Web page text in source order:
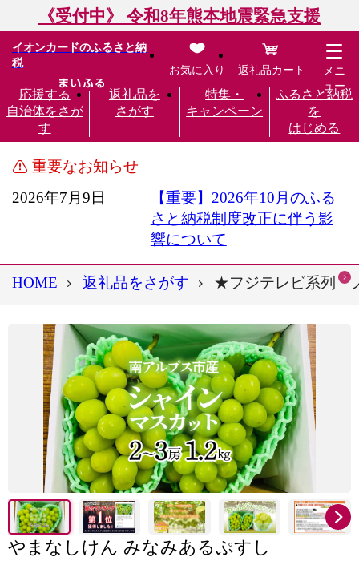
《受付中》 令和8年熊本地震緊急支援
イオンカードのふるさと納
税
応援する
自治体をさが
す
返礼品を
さがす
特集・
キャンペーン
ふるさと納税
を
はじめる
お気に入り 返礼品カート
メニ
ュー
重要なお知らせ
2026年7月9日
【重要】2026年10月のふる
さと納税制度改正に伴う影
響について
HOME 返礼品をさがす ★フジテレビ系列「
やまなしけん みなみあるぷすし